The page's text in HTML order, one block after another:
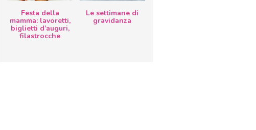
Festa della
mamma: lavoretti,
biglietti d’auguri,
filastrocche
Le settimane di
gravidanza